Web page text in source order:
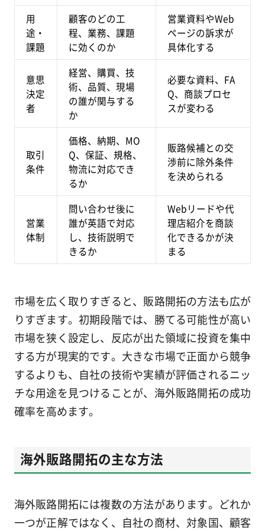
用
途・
課題
顧客のどの工
程、業務、課題
に効くのか
営業資料やWeb
ページの訴求が
具体化する
意思
決定
者
経営、購買、技
術、品質、現場
の誰が関与する
か
必要な資料、FA
Q、商談プロセ
スが変わる
取引
条件
価格、納期、MO
Q、保証、規格、
物流に対応でき
るか
販路候補との交
渉前に除外条件
を決められる
営業
体制
問い合わせ後に
誰が英語で対応
し、技術説明で
きるか
Webリードや代
理店紹介を商談
化できるかが決
まる
市場を広く取りすぎると、販路開拓の方法も広が
りすぎます。初期段階では、勝てる可能性が高い
市場を狭く設定し、反応が出た領域に投資を集中
する方が現実的です。大きな市場で正面から競争
するよりも、自社の技術や実績が評価されるニッ
チな用途を見つけることが、海外販路開拓の成功
確率を高めます。
海外販路開拓の主な方法
海外販路開拓には複数の方法があります。どれか
一つが正解ではなく、自社の商材、対象国、顧客